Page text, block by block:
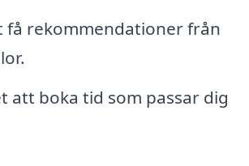
få rekommendationer från
att boka tid som passar dig